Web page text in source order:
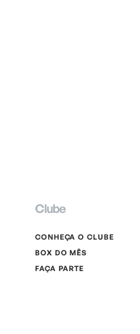
Clube
CONHEÇA O CLUBE
BOX DO MÊS
FAÇA PARTE